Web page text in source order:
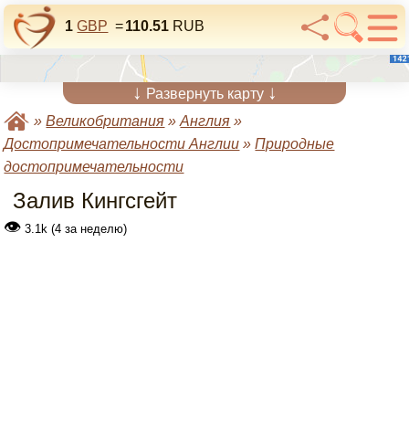
1 GBP =110.51 RUB
↓ Развернуть карту ↓
»Великобритания »Англия »
Достопримечательности Англии »Природные
достопримечательности
Залив Кингсгейт
👁 3.1k (4 за неделю)